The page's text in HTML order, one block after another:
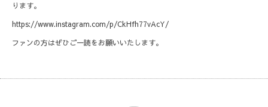
ります。
https://www.instagram.com/p/CkHfh77vAcY/
ファンの方はぜひご一読をお願いいたします。